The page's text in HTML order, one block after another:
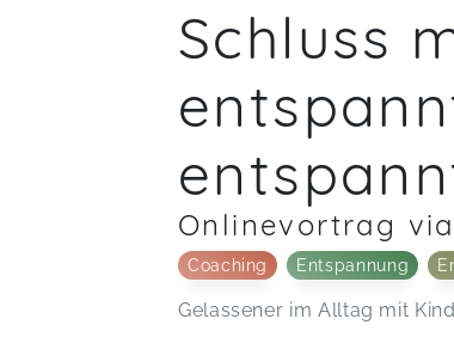
Schluss
Onlinevortrag
Coaching Entspannung
Gelassener im Alltag mit